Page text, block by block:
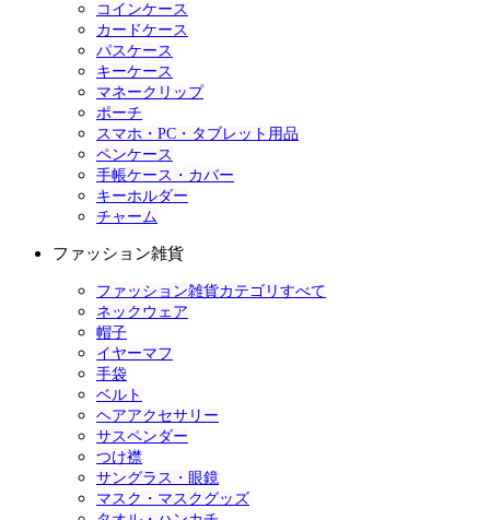
コインケース
カードケース
パスケース
キーケース
マネークリップ
ポーチ
スマホ・PC・タブレット用品
ペンケース
手帳ケース・カバー
キーホルダー
チャーム
ファッション雑貨
ファッション雑貨カテゴリすべて
ネックウェア
帽子
イヤーマフ
手袋
ベルト
ヘアアクセサリー
サスペンダー
つけ襟
サングラス・眼鏡
マスク・マスクグッズ